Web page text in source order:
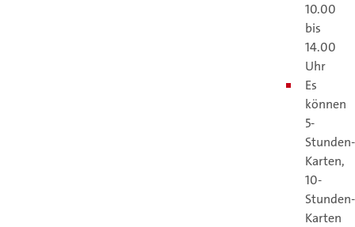
10.00
bis
14.00
Uhr
Es
können
5-
Stunden-
Karten,
10-
Stunden-
Karten